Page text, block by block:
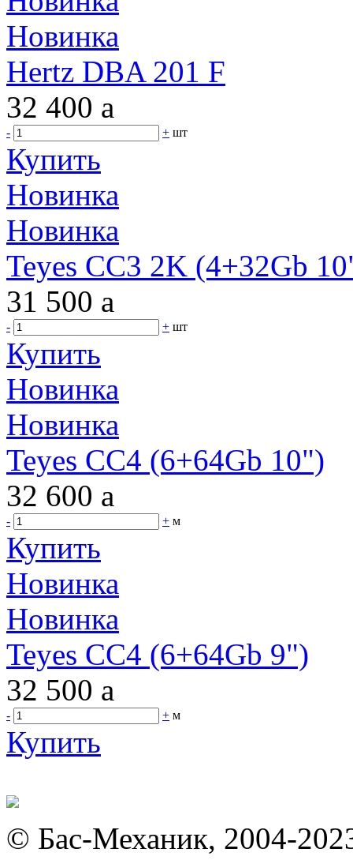
Новинка
Hertz DBA 201 F
32 400 a
- + шт
Купить
Новинка
Новинка
Teyes CC3 2K (4+32Gb
31 500 a
- + шт
Купить
Новинка
Новинка
Teyes CC4 (6+64Gb 10")
32 600 a
- + м
Купить
Новинка
Новинка
Teyes CC4 (6+64Gb 9")
32 500 a
- + м
Купить
© Бас-Механик, 2004-